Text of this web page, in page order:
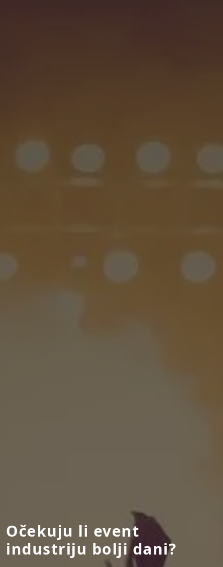
Očekuju li event
industriju bolji dani?